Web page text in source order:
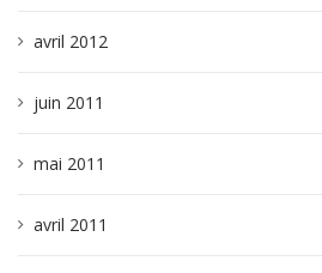
avril 2012
juin 2011
mai 2011
avril 2011